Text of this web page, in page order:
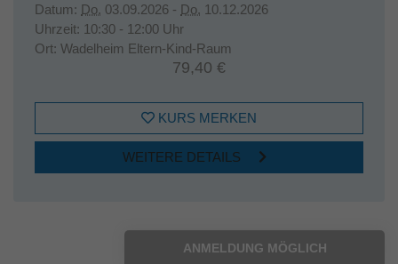
Datum: Do. 03.09.2026 - Do. 10.12.2026
Uhrzeit: 10:30 - 12:00 Uhr
Ort: Wadelheim Eltern-Kind-Raum
79,40 €
KURS MERKEN
WEITERE DETAILS
ANMELDUNG MÖGLICH